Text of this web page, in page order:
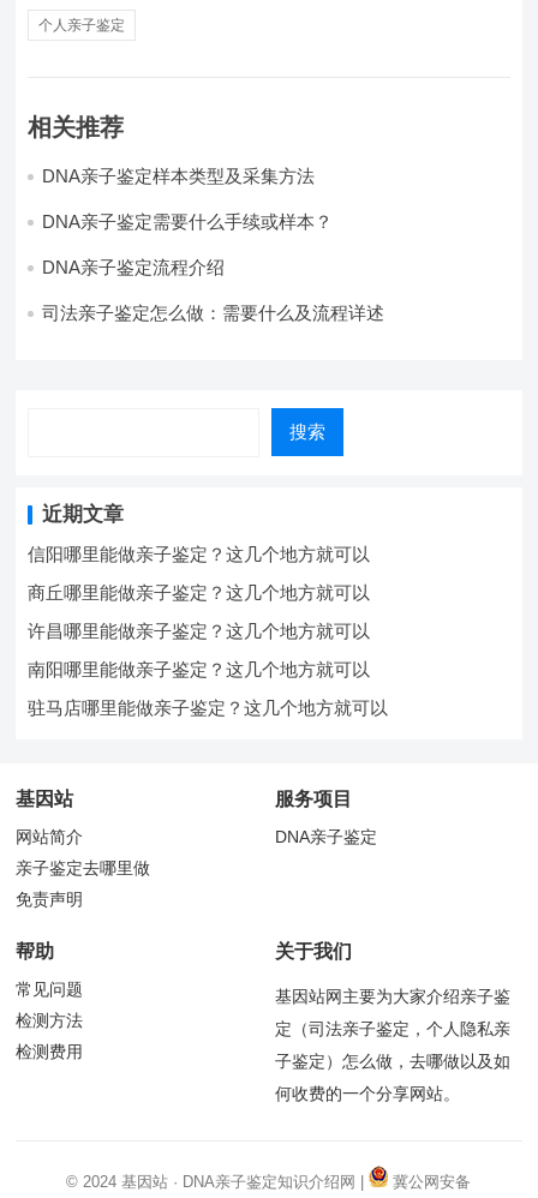
个人亲子鉴定
相关推荐
DNA亲子鉴定样本类型及采集方法
DNA亲子鉴定需要什么手续或样本？
DNA亲子鉴定流程介绍
司法亲子鉴定怎么做：需要什么及流程详述
搜索
近期文章
信阳哪里能做亲子鉴定？这几个地方就可以
商丘哪里能做亲子鉴定？这几个地方就可以
许昌哪里能做亲子鉴定？这几个地方就可以
南阳哪里能做亲子鉴定？这几个地方就可以
驻马店哪里能做亲子鉴定？这几个地方就可以
基因站
网站简介
亲子鉴定去哪里做
免责声明
服务项目
DNA亲子鉴定
帮助
常见问题
检测方法
检测费用
关于我们
基因站网主要为大家介绍亲子鉴
定（司法亲子鉴定，个人隐私亲
子鉴定）怎么做，去哪做以及如
何收费的一个分享网站。
© 2024基因站 · DNA亲子鉴定知识介绍网 | 冀公网安备